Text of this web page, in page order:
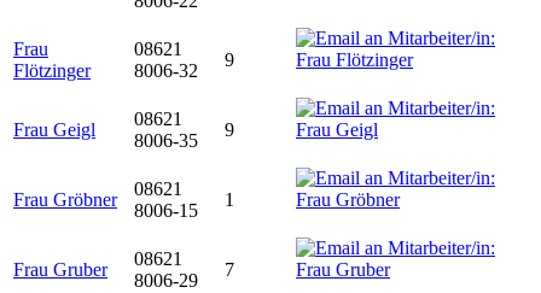
Frau
Flötzinger
08621
8006-32
9
Frau Geigl
08621
8006-35
9
Frau Gröbner
08621
8006-15
1
Frau Gruber
08621
8006-29
7